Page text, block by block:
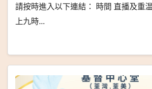
請按時進入以下連結： 時間 直播及重
上九時...